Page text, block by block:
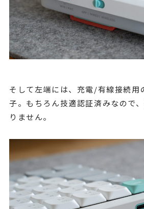
そして左端には、充電/有線接続
子。もちろん技適認証済みなので
りません。